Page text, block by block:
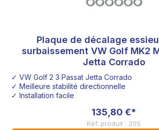
Plaque de décalage
surbaissement VW Golf MK2
Jetta Corrado
✓ VW Golf 2 3 Passat Jetta Corrado
✓ Meilleure stabilité directionnelle
✓ Installation facile
135,80 €*
Réf. produit : 205